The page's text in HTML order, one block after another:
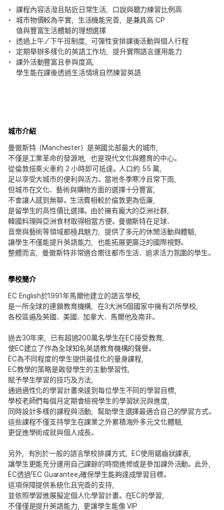
課程內容活潑且貼近日常生活，口說與聽力練習比例高
城市物價較為平實，生活機能完善，是兼具高 CP
值與豐富生活體驗的理想選擇
透過上午／下午班制度，可彈性安排課後活動與個人行程
定期舉辦多樣化的英語工作坊，提升實際語言運用能力
課外活動豐富且參與度高，
學生能在課後透過生活情境自然練習英語
城市介紹
曼徹斯特（Manchester）是英國北部最大的城市，
不僅是工業革命的發源地，也是現代文化與體育的中心。
從倫敦搭乘火車約 2 小時即可抵達。人口約 55 萬，
足以享受大城市的便利與活力。當地冬季寒冷且常下雨，
但城市在文化、藝術與購物方面的選擇十分豐富，
不會讓人感到無聊。生活費相較於倫敦更為低廉，
是留學生的高性價比選擇。由於擁有龐大的亞洲社群，
韓國料理與亞洲食材取得相當方便。曼徹斯特在足球、
音樂與藝術等領域都極具魅力，提供了多元的休閒活動與體驗，
讓學生不僅能提升英語能力，也能拓展更廣泛的國際視野。
整體而言，曼徹斯特非常適合嚮往都市生活、追求活力氛圍的學生。
學校簡介
EC English於1991年馬爾他建立的語言學校，
是一所全球的連鎖教育機構，在3大洲5個國家中擁有21所學校，
各校區遍及英國、美國、加拿大、馬爾他及南非。
過去30年來，已有超過200萬名學生在EC接受教育，
使EC建立了作為全球知名英語教育機構的聲譽。
EC為不同程度的學生提供最佳化的量身課程，
EC教學的策略是啟發學生的主動學習性，
賦予學生學習的技巧及方法，
通過適性化的學習計畫來達到每位學生不同的學習目標，
學校老師們每個月定期會檢視學生的學習狀況與進度，
同時設計多樣的課程與活動，幫助學生選擇最適合自己的學習方式。
這些課程不僅支持學生在課業之外累積海外多元文化體驗，
更促進學術成就與個人成長。
另外，有別於一般的語言學校排課方式，EC使用鋸齒狀課表，
讓學生更能充分運用自己課餘的時間進修或是參加課外活動。此外，
EC透過「EC Guarantee」確保學生能夠達成學習目標。
這項保障提供系統化且完善的支持，
並依照學習進展擬定個人化學習計畫。在EC的學習，
不僅僅是提升英語能力，更讓學生能像 VIP